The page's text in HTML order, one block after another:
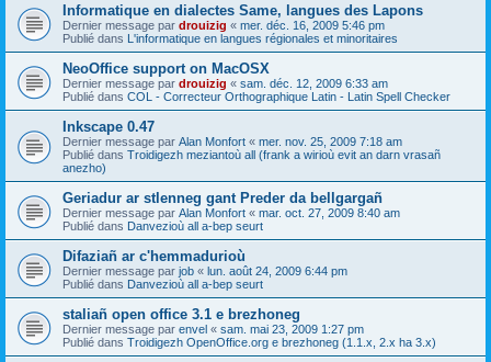
Informatique en dialectes Same, langues des Lapons
Dernier message par drouizig « mer. déc. 16, 2009 5:46 pm
Publié dans L'informatique en langues régionales et minoritaires
NeoOffice support on MacOSX
Dernier message par drouizig « sam. déc. 12, 2009 6:33 am
Publié dans COL - Correcteur Orthographique Latin - Latin Spell Checker
Inkscape 0.47
Dernier message par Alan Monfort « mer. nov. 25, 2009 7:18 am
Publié dans Troidigezh meziantoù all (frank a wirioù evit an darn vrasañ
anezho)
Geriadur ar stlenneg gant Preder da bellgargañ
Dernier message par Alan Monfort « mar. oct. 27, 2009 8:40 am
Publié dans Danvezioù all a-bep seurt
Difaziañ ar c'hemmadurioù
Dernier message par job « lun. août 24, 2009 6:44 pm
Publié dans Danvezioù all a-bep seurt
staliañ open office 3.1 e brezhoneg
Dernier message par envel « sam. mai 23, 2009 1:27 pm
Publié dans Troidigezh OpenOffice.org e brezhoneg (1.1.x, 2.x ha 3.x)